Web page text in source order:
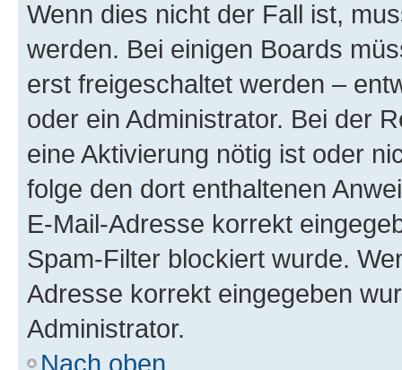
Wenn dies nicht der Fall ist,
werden. Bei einigen Boards
erst freigeschaltet werden –
oder ein Administrator. Bei der
eine Aktivierung nötig ist oder
folge den dort enthaltenen
E-Mail-Adresse korrekt
Spam-Filter blockiert wurde.
Adresse korrekt eingegeben
Administrator.
Nach oben